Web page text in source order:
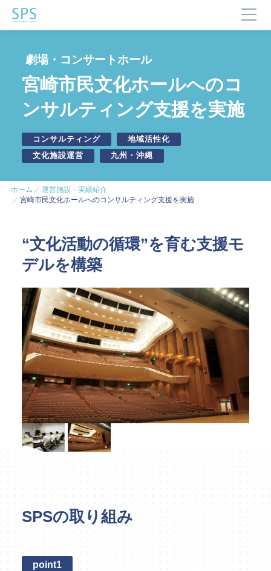
TOP
SPSが選ばれる理由
事業内容と提供サービス
企業・ブランドの価値向上
企業施設コンサルティング
イベント企画・運営
デジタルマーケティング・制作
ビジネスサポート
文化・芸術振興や地域活性化
文化施設運営
指定管理
文化施設コンサルティング
事業企画制作
文化施策策定支援
サービスDX・デジタル活用
運営施設・実績紹介
運営施設
実績紹介
お役立ち情報
採用情報
企業理念
SPSの歴史
劇場・コンサートホール
宮崎市民文化ホールへのコ
ンサルティング支援を実施
コンサルティング
地域活性化
文化施設運営
九州・沖縄
ホーム
運営施設・実績紹介
宮崎市民文化ホールへのコンサルティング支援を実施
“文化活動の循環”を育む支援モ
デルを構築
SPSの取り組み
point1